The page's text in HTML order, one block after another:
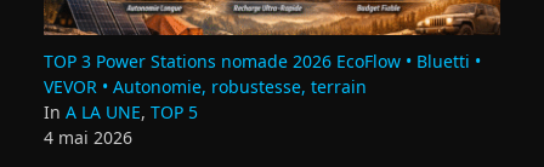
TOP 3 Power Stations nomade 2026 EcoFlow • Bluetti •
VEVOR • Autonomie, robustesse, terrain
In A LA UNE, TOP 5
4 mai 2026